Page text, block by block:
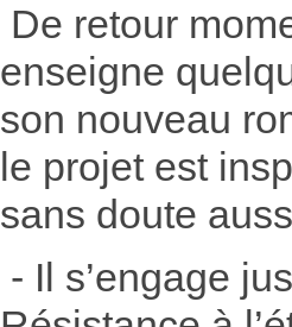
De retour
enseigne
son nouveau
le projet est
sans doute
- Il s’engage